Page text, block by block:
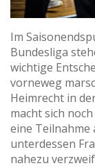
Im
Bundesliga
wichtige
vorneweg
Heimrecht in
macht sich
eine Teilnahme
unterdessen
nahezu